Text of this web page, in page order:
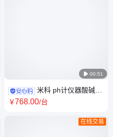
 00:51
米科 ph计仪器酸碱度
测量仪器 ORP酸碱氧化还原分
￥768.00/台
在线交易